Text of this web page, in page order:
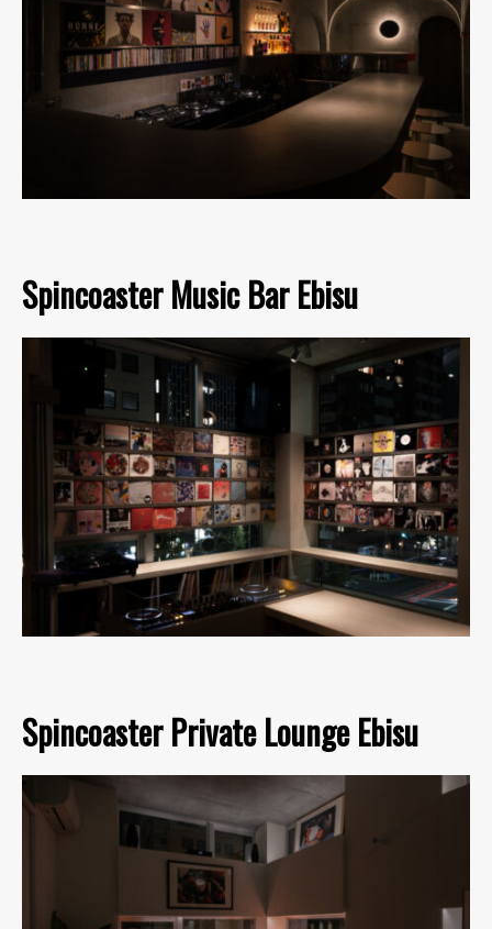
Spincoaster Music Bar Ebisu
Spincoaster Private Lounge Ebisu